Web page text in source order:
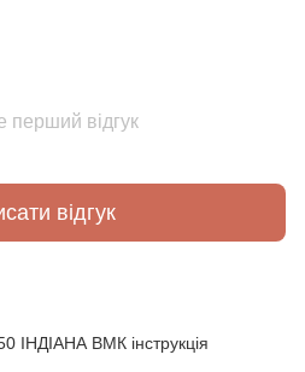
перший відгук
відгук
ІНДІАНА ВМК інструкція